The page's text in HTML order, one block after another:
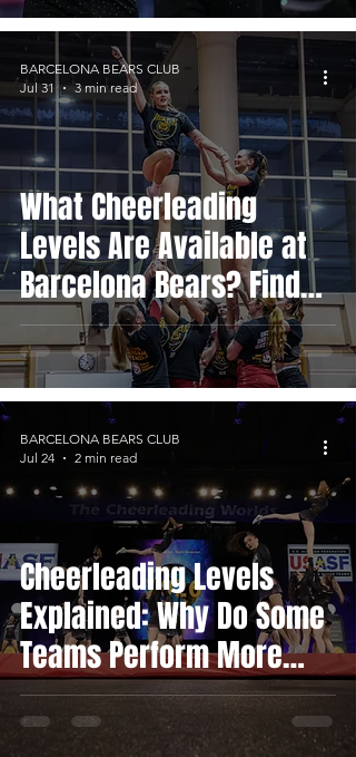
What Cheerleading
Levels Are Available at
Barcelona Bears? Find
Your Team
BARCELONA BEARS CLUB
Jul 31
3 min read
Cheerleading Levels
Explained: Why Do Some
Teams Perform More
Difficult Stunts Than
Others?
BARCELONA BEARS CLUB
Jul 24
2 min read